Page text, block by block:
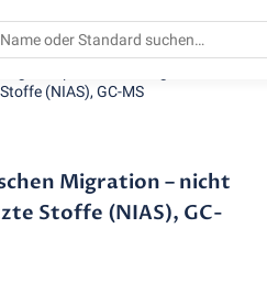
(NIAS), GC-MS
Migration – nicht
Stoffe (NIAS), GC-